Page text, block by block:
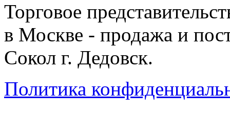
Торговое
в Москве - продажа и
Сокол г. Дедовск.
Политика